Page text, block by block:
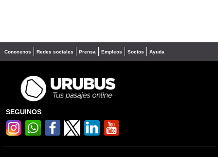
Conocenos Redes sociales Prensa Empleos Socios Ayuda
SEGUINOS